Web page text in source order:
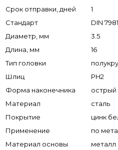
Срок отправки, дней
1
Стандарт
DIN
Диаметр, мм
3.5
Длина, мм
16
Тип головки
Шлиц
PH2
Форма наконечника
острый
Материал
сталь
Покрытие
цинк
Применение
по
Материал основы
металл